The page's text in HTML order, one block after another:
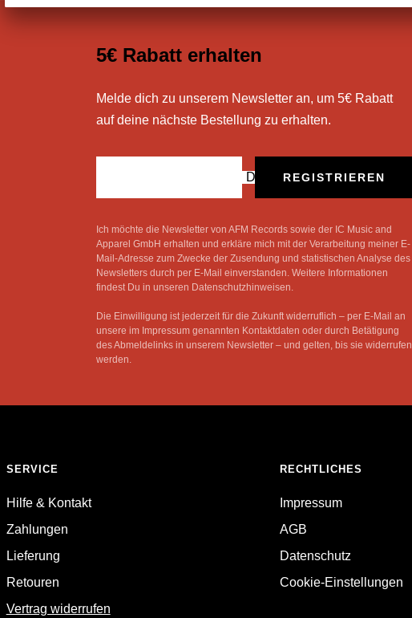
5€ Rabatt erhalten
Melde dich zu unserem Newsletter an, um 5€ Rabatt
auf deine nächste Bestellung zu erhalten.
Deine E-MailREGISTRIEREN
Ich möchte die Newsletter von AFM Records sowie der IC Music and
Apparel GmbH erhalten und erkläre mich mit der Verarbeitung meiner E-
Mail-Adresse zum Zwecke der Zusendung und statistischen Analyse des
Newsletters durch per E-Mail einverstanden. Weitere Informationen
findest Du in unseren Datenschutzhinweisen.
Die Einwilligung ist jederzeit für die Zukunft widerruflich – per E-Mail an
unsere im Impressum genannten Kontaktdaten oder durch Betätigung
des Abmeldelinks in unserem Newsletter – und gelten, bis sie widerrufen
werden.
SERVICE
Hilfe & Kontakt
Zahlungen
Lieferung
Retouren
Vertrag widerrufen
RECHTLICHES
Impressum
AGB
Datenschutz
Cookie-Einstellungen